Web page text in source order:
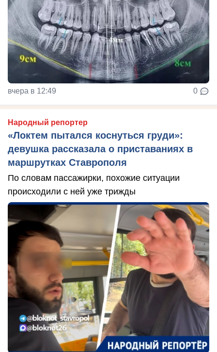
вчера в 12:49 0
Народный репортер
«Локтем пытался коснуться груди»:
девушка рассказала о приставаниях в
маршрутках Ставрополя
По словам пассажирки, похожие ситуации
происходили с ней уже трижды